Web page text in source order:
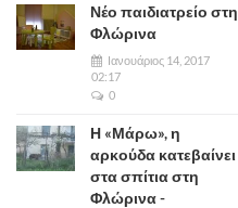
Νέο παιδιατρείο στη
Φλώρινα
Ιανουάριος 14, 2017
02:17
0
Η «Μάρω», η
αρκούδα κατεβαίνει
στα σπίτια στη
Φλώρινα -